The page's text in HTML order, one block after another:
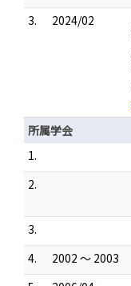
3.
2024/02
所属学会
1.
2.
3.
4.
2002 ～ 2003